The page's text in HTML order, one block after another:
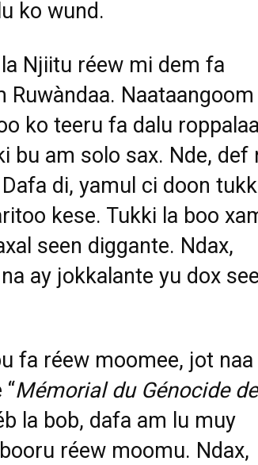
ko wund.
Njiitu réew mi dem fa
Ruwàndaa.
ko teeru fa dalu
bu am solo sax. Nde, def
di, yamul ci doon
kese. Tukki la boo
seen diggante. Ndax,
ay jokkalante yu dox
fa réew moomee, jot naa
Mémorial du Génocide de
la bob, dafa am lu muy
réew moomu. Ndax,